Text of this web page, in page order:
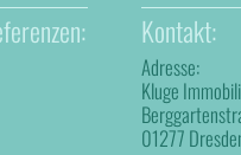
Kontakt:
Adresse:
Kluge
01277